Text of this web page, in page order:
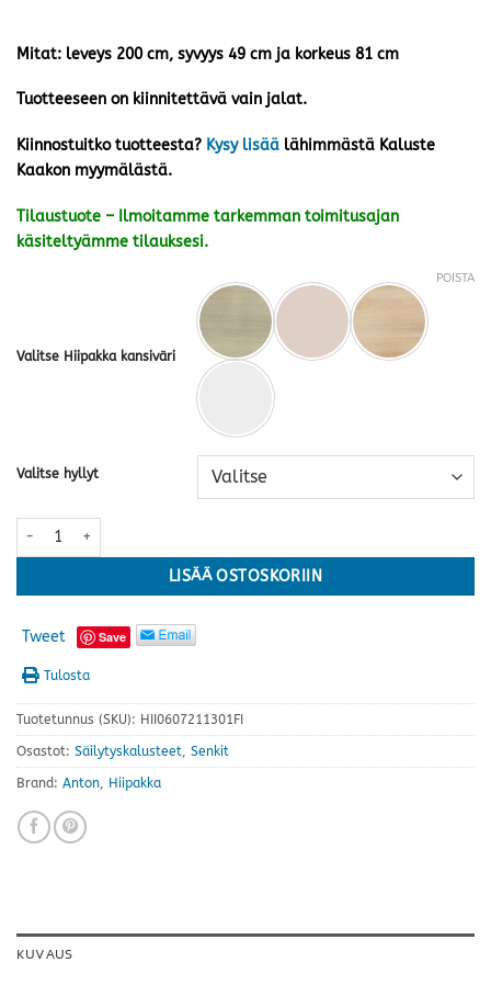
Mitat: leveys 200 cm, syvyys 49 cm ja korkeus 81 cm
Tuotteeseen on kiinnitettävä vain jalat.
Kiinnostuitko tuotteesta? Kysy lisää lähimmästä Kaluste
Kaakon myymälästä.
Tilaustuote – Ilmoitamme tarkemman toimitusajan
käsiteltyämme tilauksesi.
Valitse Hiipakka kansiväri
Valitse hyllyt
POISTA
Anton senkki A4.3 jaloilla · useita värejä määrä
LISÄÄ OSTOSKORIIN
Tweet Save
Tulosta
Tuotetunnus (SKU): HII0607211301FI
Osastot: Säilytyskalusteet Senkit
Brand: Anton Hiipakka
KUVAUS